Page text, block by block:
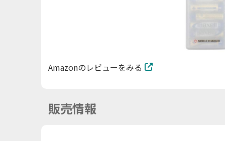
Amazonのレビューをみる
販売情報